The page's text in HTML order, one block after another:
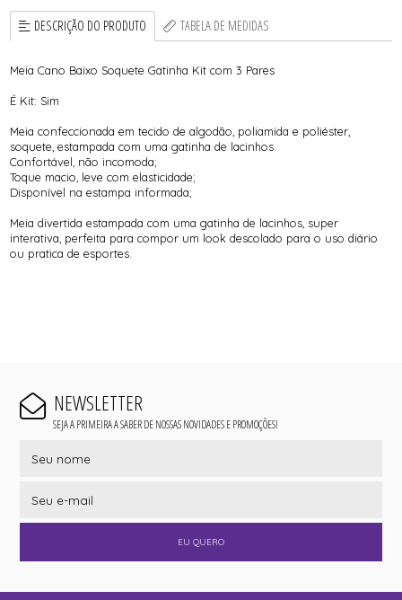
DESCRIÇÃO DO PRODUTO TABELA DE MEDIDAS
Meia Cano Baixo Soquete Gatinha Kit com 3 Pares
É Kit: Sim
Meia confeccionada em tecido de algodão, poliamida e poliéster,
soquete, estampada com uma gatinha de lacinhos.
Confortável, não incomoda;
Toque macio, leve com elasticidade;
Disponível na estampa informada;
Meia divertida estampada com uma gatinha de lacinhos, super
interativa, perfeita para compor um look descolado para o uso diário
ou pratica de esportes.
NEWSLETTER
SEJA A PRIMEIRA A SABER DE NOSSAS NOVIDADES E PROMOÇÕES!
EU QUERO